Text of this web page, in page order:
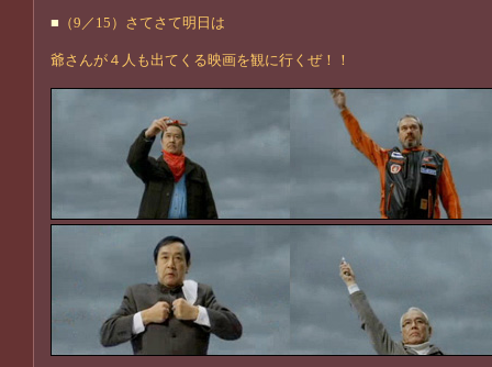
■ （9／15）さてさて明日は
爺さんが４人も出てくる映画を観に行くぜ！！